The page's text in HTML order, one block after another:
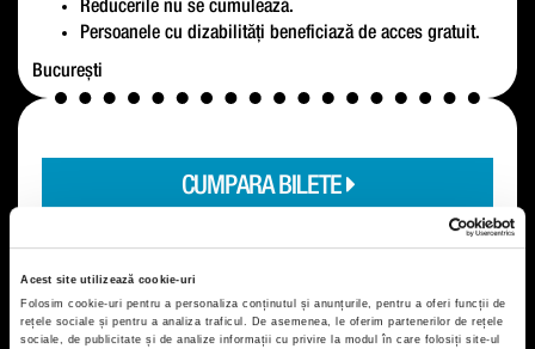
Acest site utilizează cookie-uri
Folosim cookie-uri pentru a personaliza conținutul și anunțurile, pentru a oferi funcții de
rețele sociale și pentru a analiza traficul. De asemenea, le oferim partenerilor de rețele
sociale, de publicitate și de analize informații cu privire la modul în care folosiți site-ul
Reducerile nu se cumulează.
Persoanele cu dizabilități beneficiază de acces gratuit.
București
CUMPARA BILETE